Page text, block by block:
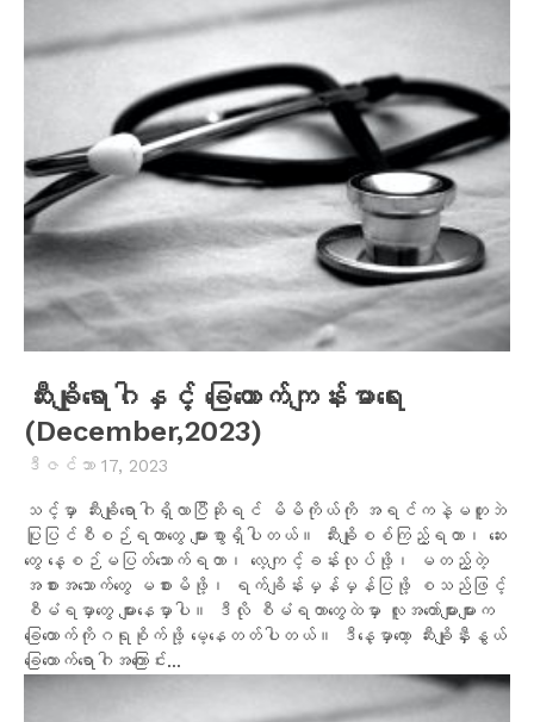
ဆီးချိုရောဂါနှင့် ခြေထောက်ကျန်းမာရေး
(December,2023)
ဒီဇင်ဘာ 17, 2023
သင့်မှာ ဆီးချိုရောဂါရှိလာပြီဆိုရင် မိမိကိုယ်ကို အရင်ကနဲ့မတူဘဲ
ပြုပြင်စီစဉ်ရတာတွေ များစွာရှိပါတယ်။ ဆီးချိုစစ်ကြည့်ရတာ၊ ဆေး
တွေ နေ့စဉ်မပြတ်သောက်ရတာ၊ လေ့ကျင့်ခန်းလုပ်ဖို့၊ မတည့်တဲ့
အစားအသောက်တွေ မစားမိဖို့၊ ရက်ချိန်းမှန်မှန်ပြဖို့ စသည်ဖြင့်
စီမံရမှာတွေ များနေမှာပါ။ ဒီလို စီမံရတာတွေထဲမှာ လူအတော်များများက
ခြေထောက်ကိုဂရုစိုက်ဖို့ မေ့နေတတ်ပါတယ်။ ဒီနေ့မှာတော့ ဆီးချို‌နှီးနွယ်
ခြေထောက်ရောဂါအကြောင်း...